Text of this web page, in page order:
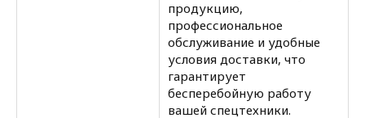
продукцию,
профессиональное
обслуживание и удобные
условия доставки, что
гарантирует
бесперебойную работу
вашей спецтехники.